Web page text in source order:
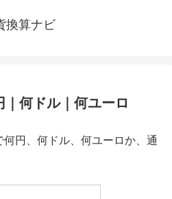
換算ナビ
何ドル｜何ユーロ
円、何ドル、何ユーロか、通